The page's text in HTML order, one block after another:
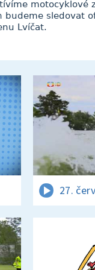
motocyklové
sledovat
Lvíčat.
27.